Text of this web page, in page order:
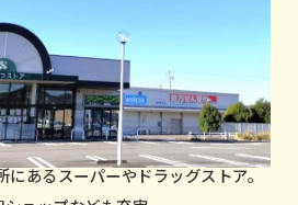
あるスーパーやドラッグストア。